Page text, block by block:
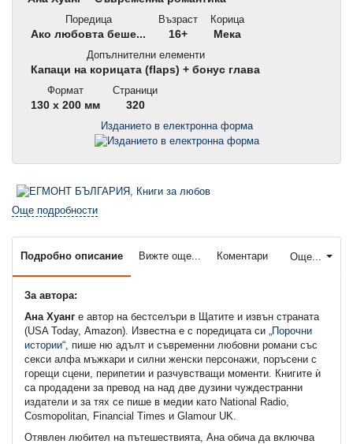
Поредица
Ако любовта беше...
Възраст
16+
Корица
Мека
Допълнителни елементи
Капаци на корицата (flaps) + бонус глава
Формат
130 x 200 мм
Страници
320
Изданието в електронна форма
Още подробности
Още...
Подробно описание Вижте още... Коментари
За автора:
Ана Хуанг е автор на бестселъри в Щатите и извън страната
(USA Today, Аmazon). Известна е с поредицата си „Порочни
истории“ , пише ню адълт и съвременни любовни романи със
секси алфа мъжкари и силни женски персонажи, поръсени с
горещи сцени, перипетии и разчувстващи моменти. Книгите ѝ
са продадени за превод на над две дузини чуждестранни
издатели и за тях се пише в медии като National Radio
Cosmopolitan, Financial Times и Glamour UK.
Отявлен любител на пътешествията, Ана обича да включва